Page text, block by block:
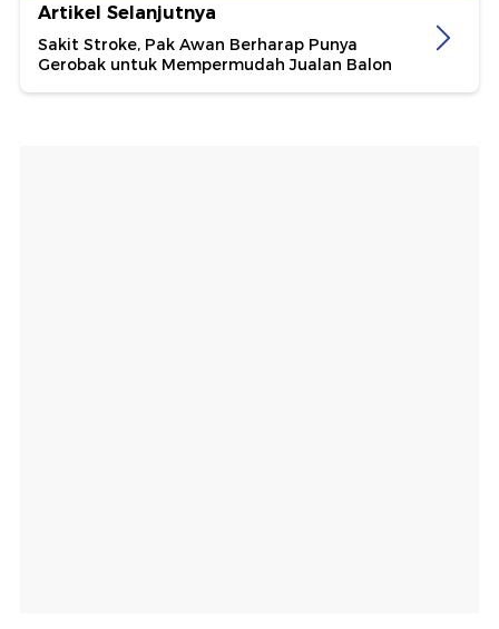
Artikel Selanjutnya
Sakit Stroke, Pak Awan Berharap Punya
Gerobak untuk Mempermudah Jualan Balon